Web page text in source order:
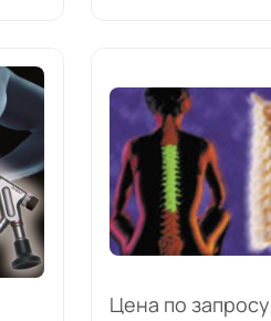
Цена по запросу